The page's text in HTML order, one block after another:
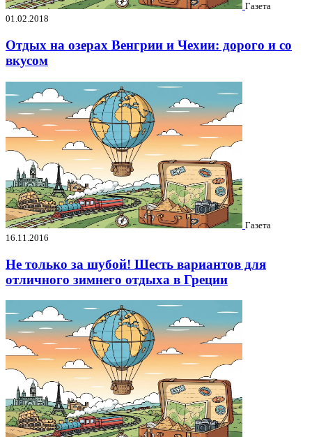
Газета
01.02.2018
Отдых на озерах Венгрии и Чехии: дорого и со
вкусом
Газета
16.11.2016
Не только за шубой! Шесть вариантов для
отличного зимнего отдыха в Греции